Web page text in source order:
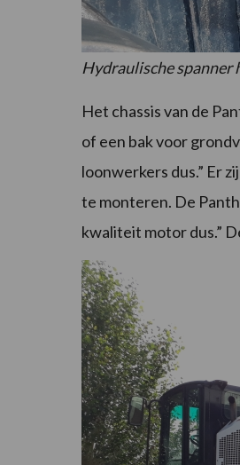
Hydraulische spanner
Het chassis van de
of een bak voor
loonwerkers dus.” Er
te monteren. De
kwaliteit motor dus.”